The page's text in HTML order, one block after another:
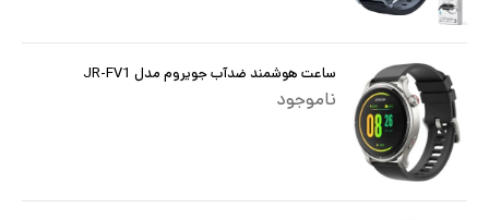
ساعت هوشمند ضدآب جویروم مدل JR-FV1
ناموجود